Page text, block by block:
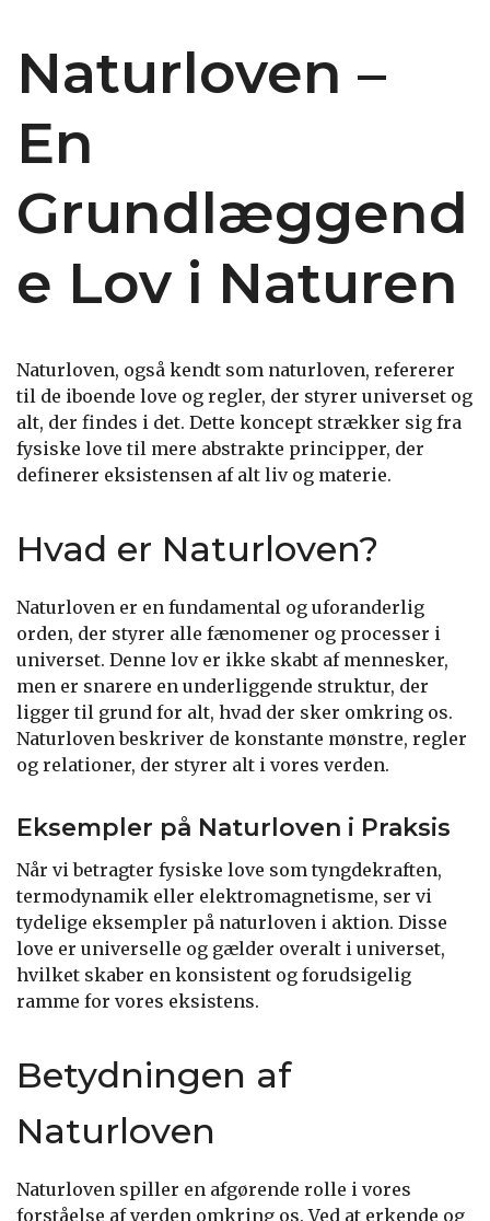
Naturloven –
En
Grundlæggend
e Lov i Naturen
Naturloven, også kendt som naturloven, refererer
til de iboende love og regler, der styrer universet og
alt, der findes i det. Dette koncept strækker sig fra
fysiske love til mere abstrakte principper, der
definerer eksistensen af alt liv og materie.
Hvad er Naturloven?
Naturloven er en fundamental og uforanderlig
orden, der styrer alle fænomener og processer i
universet. Denne lov er ikke skabt af mennesker,
men er snarere en underliggende struktur, der
ligger til grund for alt, hvad der sker omkring os.
Naturloven beskriver de konstante mønstre, regler
og relationer, der styrer alt i vores verden.
Eksempler på Naturloven i Praksis
Når vi betragter fysiske love som tyngdekraften,
termodynamik eller elektromagnetisme, ser vi
tydelige eksempler på naturloven i aktion. Disse
love er universelle og gælder overalt i universet,
hvilket skaber en konsistent og forudsigelig
ramme for vores eksistens.
Betydningen af
Naturloven
Naturloven spiller en afgørende rolle i vores
forståelse af verden omkring os. Ved at erkende og